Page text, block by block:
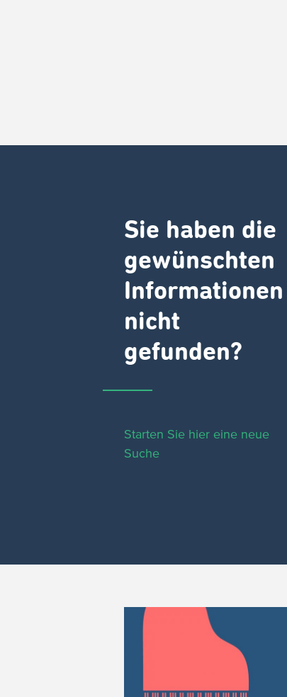
Sie haben die
gewünschten
Informationen
nicht
gefunden?
Starten Sie hier eine neue
Suche